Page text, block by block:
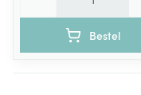
Bestel